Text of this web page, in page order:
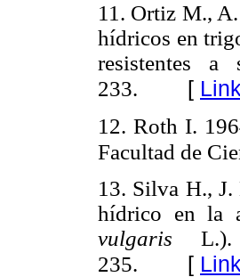
11. Ortiz M.,
hídricos en
resistentes a
233. [
12. Roth I.
Facultad de
13. Silva H.,
hídrico en la
vulgaris
235. [